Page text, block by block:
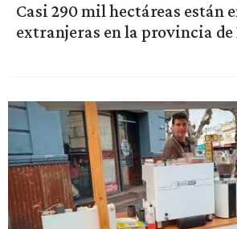
Casi 290 mil hectáreas están
extranjeras en la provincia de